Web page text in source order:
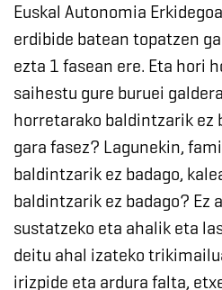
Euskal Autonomia
erdibide batean topatzen
ezta 1 fasean ere. Eta hori
saihestu gure buruei
horretarako baldintzarik ez
gara fasez? Lagunekin,
baldintzarik ez badago,
baldintzarik ez badago? Ez
sustatzeko eta ahalik eta
deitu ahal izateko
irizpide eta ardura falta,